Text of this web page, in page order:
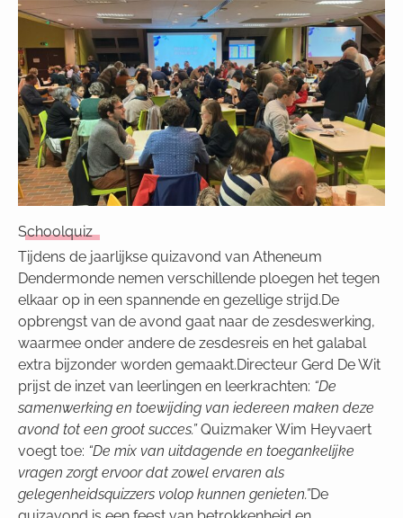
Schoolquiz
Tijdens de jaarlijkse quizavond van Atheneum
Dendermonde nemen verschillende ploegen het tegen
elkaar op in een spannende en gezellige strijd.De
opbrengst van de avond gaat naar de zesdeswerking,
waarmee onder andere de zesdesreis en het galabal
extra bijzonder worden gemaakt.Directeur Gerd De Wit
prijst de inzet van leerlingen en leerkrachten: “De
samenwerking en toewijding van iedereen maken deze
avond tot een groot succes.”Quizmaker Wim Heyvaert
voegt toe: “De mix van uitdagende en toegankelijke
vragen zorgt ervoor dat zowel ervaren als
gelegenheidsquizzers volop kunnen genieten.”De